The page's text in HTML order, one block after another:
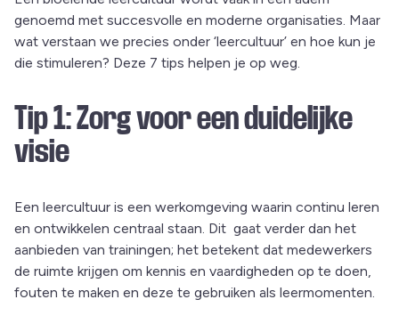
genoemd met succesvolle en moderne organisaties. Maar
wat verstaan we precies onder ‘leercultuur’ en hoe kun je
die stimuleren? Deze 7 tips helpen je op weg.
Tip 1: Zorg voor een duidelijke
visie
Een leercultuur is een werkomgeving waarin continu leren
en ontwikkelen centraal staan. Dit gaat verder dan het
aanbieden van trainingen; het betekent dat medewerkers
de ruimte krijgen om kennis en vaardigheden op te doen,
fouten te maken en deze te gebruiken als leermomenten.